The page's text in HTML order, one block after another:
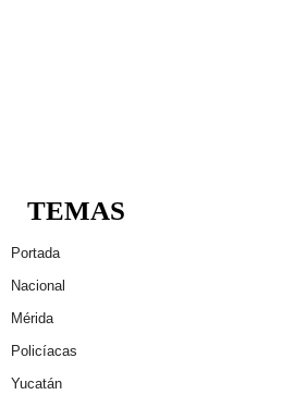
TEMAS
Portada
Nacional
Mérida
Policíacas
Yucatán